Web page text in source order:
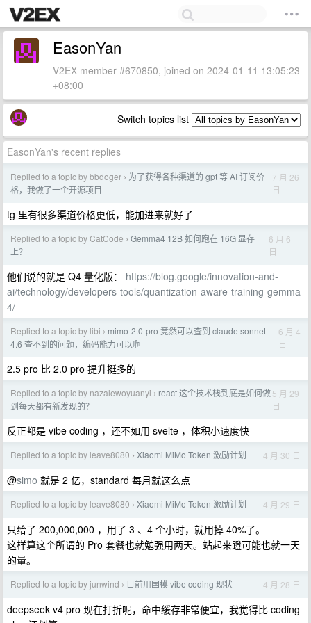
EasonYan
V2EX member #670850, joined on 2024-01-11 13:05:23
+08:00
Switch topics list
EasonYan's recent replies
Replied to a topic by bbdoger › 为了获得各种渠道的 gpt 等 AI 订阅价
格，我做了一个开源项目
7 月 26
日
tg 里有很多渠道价格更低，能加进来就好了
Replied to a topic by CatCode › Gemma4 12B 如何跑在 16G 显存
上？
6 月 6
日
他们说的就是 Q4 量化版： https://blog.google/innovation-and-
ai/technology/developers-tools/quantization-aware-training-gemma-
4/
Replied to a topic by libi › mimo-2.0-pro 竟然可以查到 claude sonnet
4.6 查不到的问题，编码能力可以啊
6 月 4
日
2.5 pro 比 2.0 pro 提升挺多的
Replied to a topic by nazalewoyuanyi › react 这个技术栈到底是如何做
到每天都有新发现的？
5 月 29
日
反正都是 vibe coding ，还不如用 svelte ，体积小速度快
Replied to a topic by leave8080 › Xiaomi MiMo Token 激励计划 4 月 30 日
@simo 就是 2 亿，standard 每月就这么点
Replied to a topic by leave8080 › Xiaomi MiMo Token 激励计划 4 月 29 日
只给了 200,000,000 ，用了 3 、4 个小时，就用掉 40%了。
这样算这个所谓的 Pro 套餐也就勉强用两天。站起来蹬可能也就一天
的量。
Replied to a topic by junwind › 目前用国模 vibe coding 现状 4 月 28 日
deepseek v4 pro 现在打折呢，命中缓存非常便宜，我觉得比 coding